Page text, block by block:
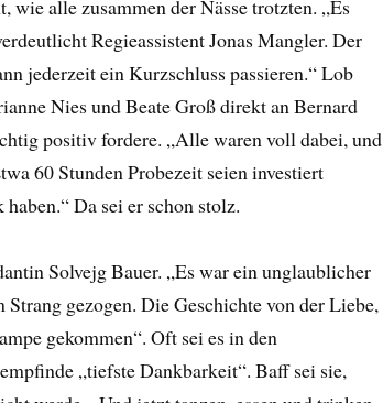
wie alle zusammen der Nässe trotzten. „Es
Regieassistent Jonas Mangler. Der
jederzeit ein Kurzschluss passieren.“ Lob
Nies und Beate Groß direkt an Bernard
positiv fordere. „Alle waren voll dabei, und
60 Stunden Probezeit seien investiert
Da sei er schon stolz.
Solvejg Bauer. „Es war ein unglaublicher
gezogen. Die Geschichte von der Liebe,
gekommen“. Oft sei es in den
„tiefste Dankbarkeit“. Baff sei sie,